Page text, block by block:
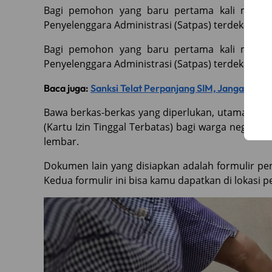
Bagi pemohon yang baru pertama kali
Penyelenggara Administrasi (Satpas) terdekat
Bagi pemohon yang baru pertama kali
Penyelenggara Administrasi (Satpas) terdekat
Baca juga: Sanksi Telat Perpanjang SIM, Jangan
Bawa berkas-berkas yang diperlukan, utamanya
(Kartu Izin Tinggal Terbatas) bagi warga negara
lembar.
Dokumen lain yang disiapkan adalah formulir
Kedua formulir ini bisa kamu dapatkan di lokasi